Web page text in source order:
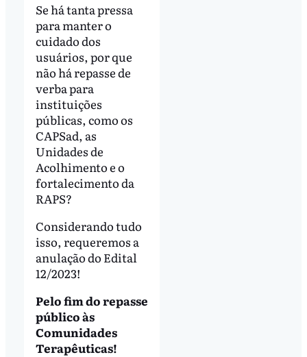
Se há tanta pressa
para manter o
cuidado dos
usuários, por que
não há repasse de
verba para
instituições
públicas, como os
CAPSad, as
Unidades de
Acolhimento e o
fortalecimento da
RAPS?
Considerando tudo
isso, requeremos a
anulação do Edital
12/2023!
Pelo fim do repasse
público às
Comunidades
Terapêuticas!